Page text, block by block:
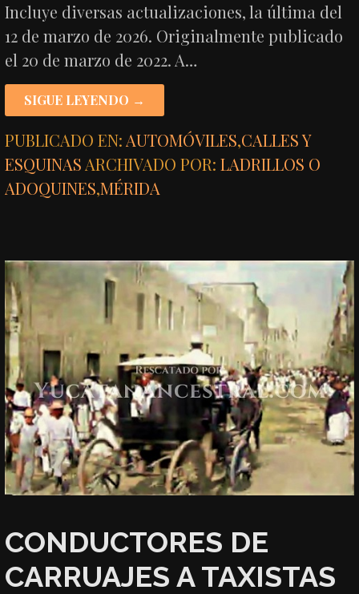
Incluye diversas actualizaciones, la última del
12 de marzo de 2026. Originalmente publicado
el 20 de marzo de 2022. A…
SIGUE LEYENDO →
PUBLICADO EN: AUTOMÓVILES,CALLES Y
ESQUINAS ARCHIVADO POR:LADRILLOS O
ADOQUINES,MÉRIDA
CONDUCTORES DE
CARRUAJES A TAXISTAS